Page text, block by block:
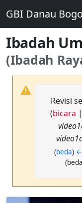
GBI Danau
Ibadah
(Ibadah
Revisi
(bicara |
(beda) ←